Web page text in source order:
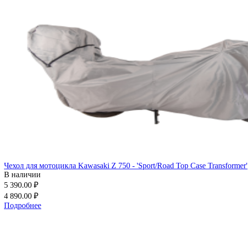
Чехол для мотоцикла Kawasaki Z 750 - 'Sport/Road Top Case Transformer'
В наличии
5 390.00 ₽
4 890.00 ₽
Подробнее